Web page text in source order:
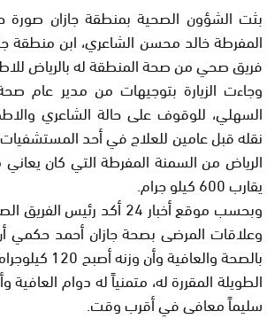
بثت الشؤون الصحية بمنطقة جازان صورة
المفرطة خالد محسن الشاعري، ابن منطقة
فريق صحي من صحة المنطقة له بالرياض
وجاءت الزيارة بتوجيهات من مدير عام
السهلي، للوقوف على حالة الشاعري
نقله قبل عامين للعلاج في أحد
الرياض من السمنة المفرطة التي كان
يقارب 600 كيلو جرام.
وبحسب موقع أخبار 24 أكد
وعلاقات المرضى بصحة جازان أحمد حكمي
بالصحة
الطويلة المقررة له، متمنياً له دوام
سليماً معافى في أقرب وقت.